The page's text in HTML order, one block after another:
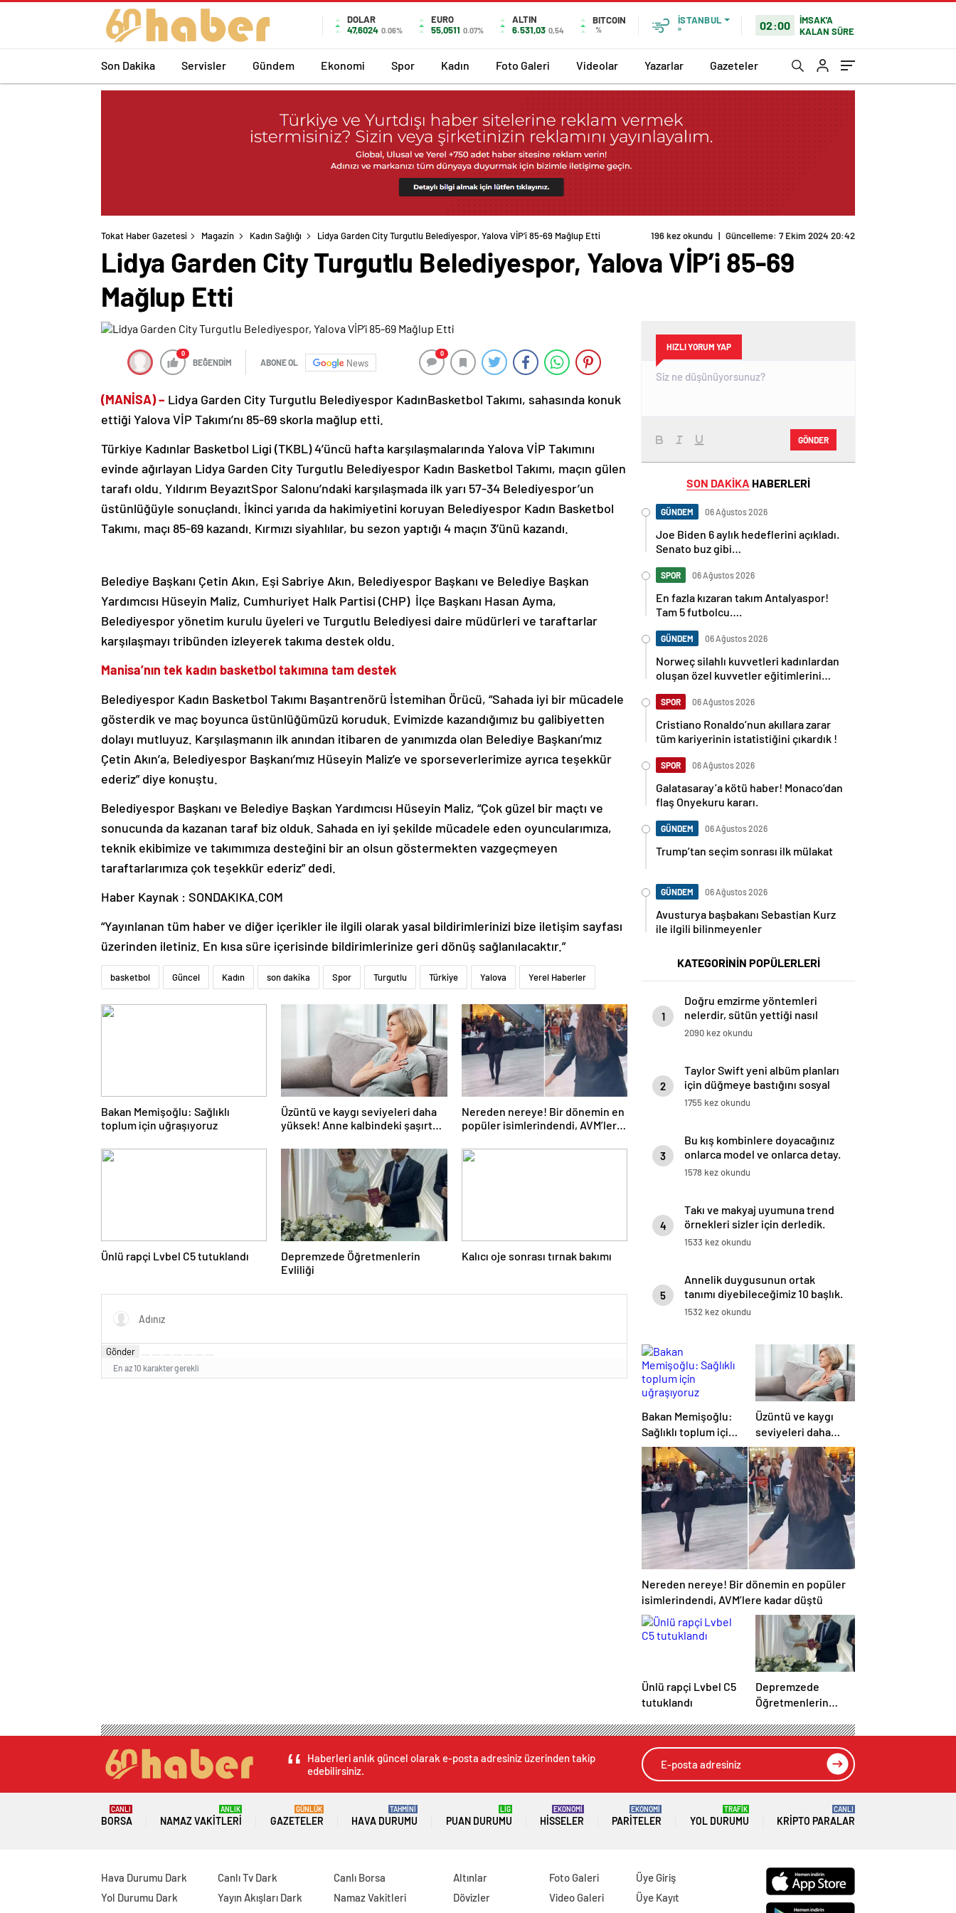
DOLAR
47,6024 0.06%
EURO
55,0511 0.07%
ALTIN
6.531,03 0,54
BITCOIN
%
İSTANBUL
°
02:00
İMSAK'A
KALAN SÜRE
Son Dakika Servisler Gündem Ekonomi Spor Kadın Foto Galeri Videolar Yazarlar Gazeteler
Tokat Haber Gazetesi Magazin Kadın Sağlığı Lidya Garden City Turgutlu Belediyespor, Yalova VİP’i 85-69 Mağlup Etti 196 kez okundu | Güncelleme: 7 Ekim 2024 20:42
Lidya Garden City Turgutlu Belediyespor, Yalova VİP’i 85-69
Mağlup Etti
0
BEĞENDİM ABONE OL News
0
(MANİSA) – Lidya Garden City Turgutlu Belediyespor KadınBasketbol Takımı, sahasında konuk
ettiği Yalova VİP Takımı’nı 85-69 skorla mağlup etti.
Türkiye Kadınlar Basketbol Ligi (TKBL) 4’üncü hafta karşılaşmalarında Yalova VİP Takımını
evinde ağırlayan Lidya Garden City Turgutlu Belediyespor Kadın Basketbol Takımı, maçın gülen
tarafı oldu. Yıldırım BeyazıtSpor Salonu’ndaki karşılaşmada ilk yarı 57-34 Belediyespor’un
üstünlüğüyle sonuçlandı. İkinci yarıda da hakimiyetini koruyan Belediyespor Kadın Basketbol
Takımı, maçı 85-69 kazandı. Kırmızı siyahlılar, bu sezon yaptığı 4 maçın 3’ünü kazandı.
Belediye Başkanı Çetin Akın, Eşi Sabriye Akın, Belediyespor Başkanı ve Belediye Başkan
Yardımcısı Hüseyin Maliz, Cumhuriyet Halk Partisi (CHP) İlçe Başkanı Hasan Ayma,
Belediyespor yönetim kurulu üyeleri ve Turgutlu Belediyesi daire müdürleri ve taraftarlar
karşılaşmayı tribünden izleyerek takıma destek oldu.
Manisa’nın tek kadın basketbol takımına tam destek
Belediyespor Kadın Basketbol Takımı Başantrenörü İstemihan Örücü, “Sahada iyi bir mücadele
gösterdik ve maç boyunca üstünlüğümüzü koruduk. Evimizde kazandığımız bu galibiyetten
dolayı mutluyuz. Karşılaşmanın ilk anından itibaren de yanımızda olan Belediye Başkanı’mız
Çetin Akın’a, Belediyespor Başkanı’mız Hüseyin Maliz’e ve sporseverlerimize ayrıca teşekkür
ederiz” diye konuştu.
Belediyespor Başkanı ve Belediye Başkan Yardımcısı Hüseyin Maliz, “Çok güzel bir maçtı ve
sonucunda da kazanan taraf biz olduk. Sahada en iyi şekilde mücadele eden oyuncularımıza,
teknik ekibimize ve takımımıza desteğini bir an olsun göstermekten vazgeçmeyen
taraftarlarımıza çok teşekkür ederiz” dedi.
Haber Kaynak : SONDAKIKA.COM
“Yayınlanan tüm haber ve diğer içerikler ile ilgili olarak yasal bildirimlerinizi bize iletişim sayfası
üzerinden iletiniz. En kısa süre içerisinde bildirimlerinize geri dönüş sağlanılacaktır.”
basketbol Güncel Kadın son dakika Spor Turgutlu Türkiye Yalova Yerel Haberler
Bakan Memişoğlu: Sağlıklı
toplum için uğraşıyoruz
Üzüntü ve kaygı seviyeleri daha
yüksek! Anne kalbindeki şaşırtan
Nereden nereye! Bir dönemin en
popüler isimlerindendi, AVM’lere
Ünlü rapçi Lvbel C5 tutuklandı
Depremzede Öğretmenlerin
Evliliği
Kalıcı oje sonrası tırnak bakımı
Gönder
En az 10 karakter gerekli
HIZLI YORUM YAP
GÖNDER
SON DAKİKA HABERLERİ
GÜNDEM 06 Ağustos 2026
Joe Biden 6 aylık hedeflerini açıkladı.
Senato buz gibi…
SPOR 06 Ağustos 2026
En fazla kızaran takım Antalyaspor!
Tam 5 futbolcu….
GÜNDEM 06 Ağustos 2026
Norweç silahlı kuvvetleri kadınlardan
oluşan özel kuvvetler eğitimlerini
SPOR 06 Ağustos 2026
Cristiano Ronaldo’nun akıllara zarar
tüm kariyerinin istatistiğini çıkardık !
SPOR 06 Ağustos 2026
Galatasaray’a kötü haber! Monaco’dan
flaş Onyekuru kararı.
GÜNDEM 06 Ağustos 2026
Trump’tan seçim sonrası ilk mülakat
GÜNDEM 06 Ağustos 2026
Avusturya başbakanı Sebastian Kurz
ile ilgili bilinmeyenler
KATEGORİNİN POPÜLERLERİ
1
Doğru emzirme yöntemleri
nelerdir, sütün yettiği nasıl
anlaşılır?
2090 kez okundu
2
Taylor Swift yeni albüm planları
için düğmeye bastığını sosyal
medyadan duyurdu!
1755 kez okundu
3
Bu kış kombinlere doyacağınız
onlarca model ve onlarca detay.
1578 kez okundu
4
Takı ve makyaj uyumuna trend
örnekleri sizler için derledik.
1533 kez okundu
5
Annelik duygusunun ortak
tanımı diyebileceğimiz 10 başlık.
1532 kez okundu
Bakan Memişoğlu:
Sağlıklı toplum için
uğraşıyoruz
Üzüntü ve kaygı
seviyeleri daha
yüksek! Anne
kalbindeki şaşırtan
değişim
Nereden nereye! Bir dönemin en popüler
isimlerindendi, AVM’lere kadar düştü
Ünlü rapçi Lvbel C5
tutuklandı
Depremzede
Öğretmenlerin
Haberleri anlık güncel olarak e-posta adresiniz üzerinden takip
edebilirsiniz.
BORSA
CANLI
NAMAZ VAKITLERI
ANLIK
GAZETELER
GÜNLÜK
HAVA DURUMU
TAHMİNİ
PUAN DURUMU
LİG
HISSELER
EKONOMİ
PARITELER
EKONOMİ
YOL DURUMU
TRAFİK
KRIPTO PARALAR
CANLI
Hava Durumu Dark
Yol Durumu Dark
Canlı Tv Dark
Yayın Akışları Dark
Canlı Borsa
Namaz Vakitleri
Altınlar
Dövizler
Foto Galeri
Video Galeri
Üye Giriş
Üye Kayıt